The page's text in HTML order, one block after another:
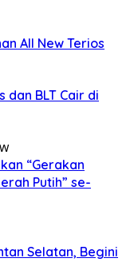
All New Terios
dan BLT Cair di
“Gerakan
Putih” se-
Selatan, Begini